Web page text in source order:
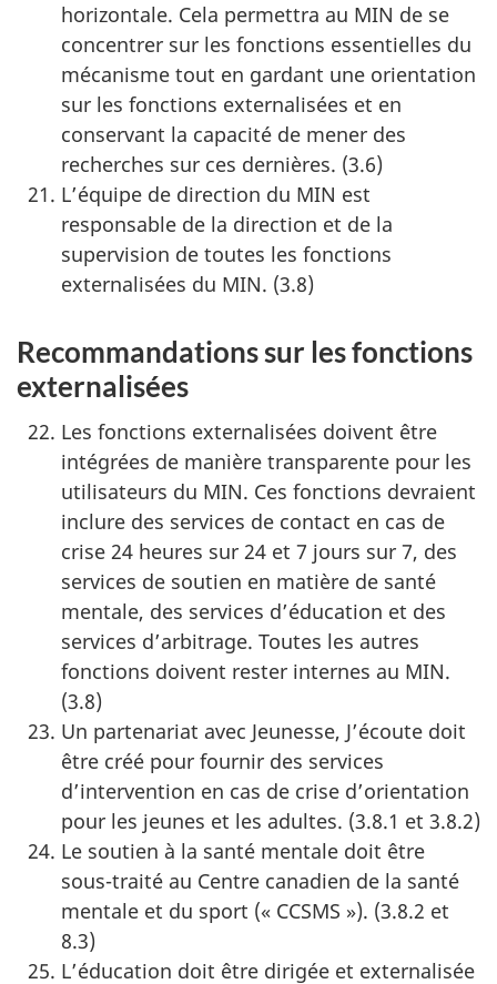
horizontale. Cela permettra au MIN de se
concentrer sur les fonctions essentielles du
mécanisme tout en gardant une orientation
sur les fonctions externalisées et en
conservant la capacité de mener des
recherches sur ces dernières. (3.6)
L’équipe de direction du MIN est
responsable de la direction et de la
supervision de toutes les fonctions
externalisées du MIN. (3.8)
Recommandations sur les fonctions
externalisées
Les fonctions externalisées doivent être
intégrées de manière transparente pour les
utilisateurs du MIN. Ces fonctions devraient
inclure des services de contact en cas de
crise 24 heures sur 24 et 7 jours sur 7, des
services de soutien en matière de santé
mentale, des services d’éducation et des
services d’arbitrage. Toutes les autres
fonctions doivent rester internes au MIN.
(3.8)
Un partenariat avec Jeunesse, J’écoute doit
être créé pour fournir des services
d’intervention en cas de crise d’orientation
pour les jeunes et les adultes. (3.8.1 et 3.8.2)
Le soutien à la santé mentale doit être
sous-traité au Centre canadien de la santé
mentale et du sport (« CCSMS »). (3.8.2 et
8.3)
L’éducation doit être dirigée et externalisée